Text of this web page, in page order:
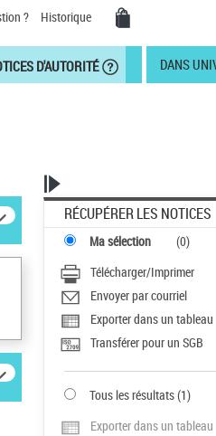
? Historique
D'AUTORITÉ DANS
RÉCUPÉRER LES NOTICES
Ma sélection (0)
Télécharger/Imprimer
Envoyer par courriel
Exporter dans un tableau
Transférer pour un SGB
Tous les résultats(1)
Exporter dans un tableau